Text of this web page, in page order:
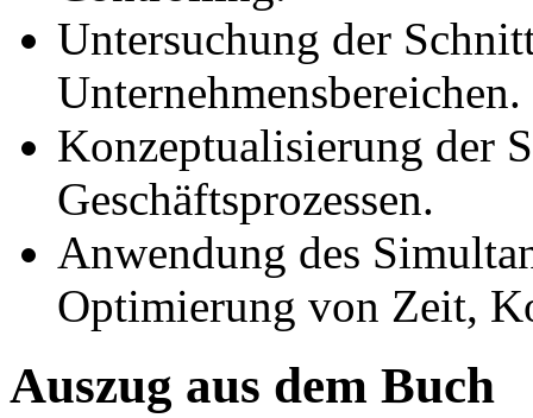
Untersuchung der
Unternehmensbereichen.
Konzeptualisierung der
Geschäftsprozessen.
Anwendung des
Optimierung von Zeit,
Auszug aus dem Buch